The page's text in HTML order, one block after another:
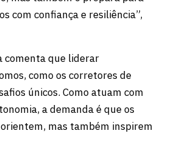
com confiança e resiliência”,
comenta que liderar
como os corretores de
únicos. Como atuam com
a demanda é que os
mas também inspirem